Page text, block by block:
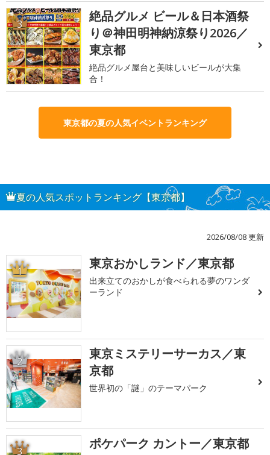
3
絶品グルメ ビール＆日本酒祭
り＠神田明神納涼祭り2026／
東京都
絶品グルメ屋台と美味しいビールが大集
合！
東京都の夏の人気イベントランキング
夏の人気スポットランキング【東京都】
2026/08/08 更新
1 東京おかしランド／東京都
出来立てのおかしが食べられる夢のワンダ
ーランド
2
東京ミステリーサーカス／東
京都
世界初の「謎」のテーマパーク
3 ポケパーク カントー／東京都